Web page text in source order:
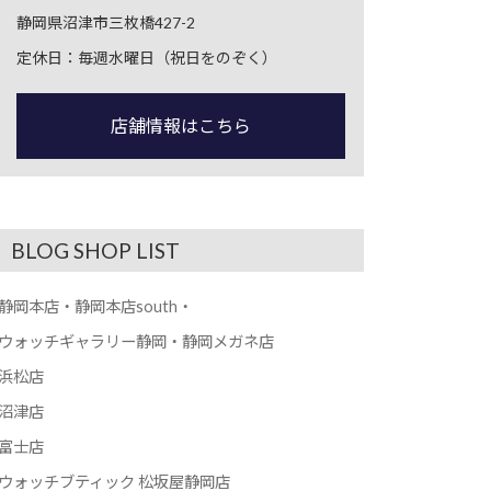
静岡県沼津市三枚橋427-2
定休日：毎週水曜日（祝日をのぞく）
店舗情報はこちら
BLOG SHOP LIST
岡本店・静岡本店south・
ォッチギャラリー静岡・静岡メガネ店
松店
津店
士店
ォッチブティック 松坂屋静岡店